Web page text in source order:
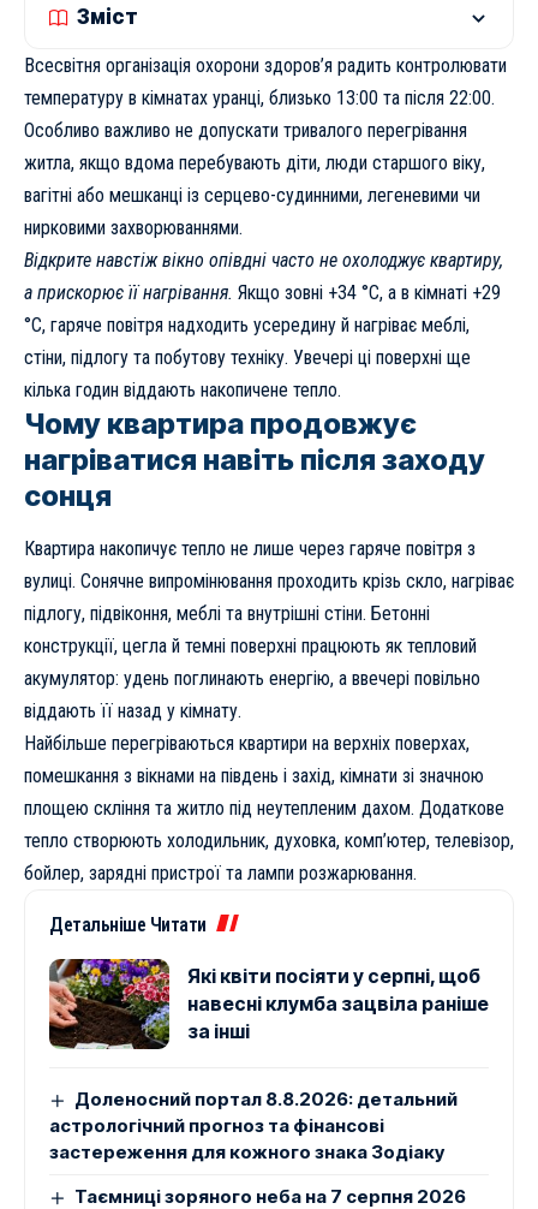
Зміст
Всесвітня організація охорони здоров’я радить контролювати
температуру в кімнатах уранці, близько 13:00 та після 22:00.
Особливо важливо не допускати тривалого перегрівання
житла, якщо вдома перебувають діти, люди старшого віку,
вагітні або мешканці із серцево-судинними, легеневими чи
нирковими захворюваннями.
Відкрите навстіж вікно опівдні часто не охолоджує квартиру,
а прискорює її нагрівання. Якщо зовні +34 °C, а в кімнаті +29
°C, гаряче повітря надходить усередину й нагріває меблі,
стіни, підлогу та побутову техніку. Увечері ці поверхні ще
кілька годин віддають накопичене тепло.
Чому квартира продовжує
нагріватися навіть після заходу
сонця
Квартира накопичує тепло не лише через гаряче повітря з
вулиці. Сонячне випромінювання проходить крізь скло, нагріває
підлогу, підвіконня, меблі та внутрішні стіни. Бетонні
конструкції, цегла й темні поверхні працюють як тепловий
акумулятор: удень поглинають енергію, а ввечері повільно
віддають її назад у кімнату.
Найбільше перегріваються квартири на верхніх поверхах,
помешкання з вікнами на південь і захід, кімнати зі значною
площею скління та житло під неутепленим дахом. Додаткове
тепло створюють холодильник, духовка, комп’ютер, телевізор,
бойлер, зарядні пристрої та лампи розжарювання.
Детальніше Читати
Які квіти посіяти у серпні, щоб
навесні клумба зацвіла раніше
за інші
Доленосний портал 8.8.2026: детальний
астрологічний прогноз та фінансові
застереження для кожного знака Зодіаку
Таємниці зоряного неба на 7 серпня 2026